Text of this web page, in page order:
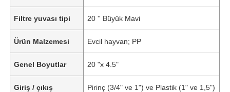
Filtre yuvası tipi 20 '' Büyük Mavi
Ürün Malzemesi Evcil hayvan; PP
Genel Boyutlar 20 "x 4.5"
Giriş / çıkış
Pirinç (3/4" ve 1") ve Plastik (1" ve 1,5")